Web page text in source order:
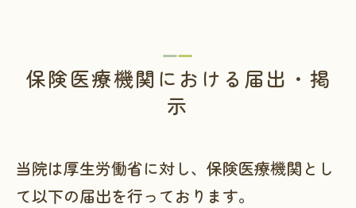
保険医療機関における届出・掲
示
当院は厚生労働省に対し、保険医療機関とし
て以下の届出を行っております。